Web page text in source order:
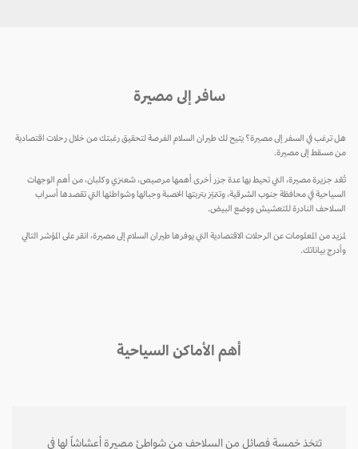
سافر إلى مصيرة
هل ترغب في السفر إلى مصيرة؟ يتيح لك طيران السلام الفرصة لتحقيق رغبتك من خلال رحلات اقتصادية
من مسقط إلى مصيرة.
تُعّد جزيرة مصيرة، التي تحيط بها عدة جزر أخرى أهمها مرصيص، شعنزي وكلبان، من أهم الوجهات
السياحية في محافظة جنوب الشرقية، وتتميّز بتربتها الخصبة وجبالها وشواطئها التي تقصدها أسراب
السلاحف النادرة للتعشيش ووضع البيض.
لمزيد من المعلومات عن الرحلات الاقتصادية التي يوفرها طيران السلام إلى مصيرة، انقر على المؤشر التالي
وأدرج بياناتك.
أهم الأماكن السياحية
تتخذ خمسة فصائل من السلاحف من شواطئ مصيرة أعشاشاً لها في